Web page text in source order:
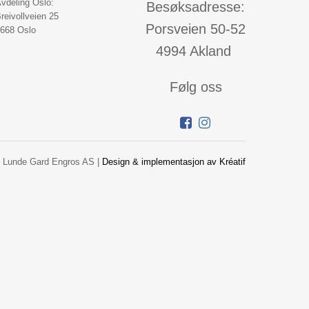
Besøksadresse:
Porsveien 50-52
4994 Akland
Følg oss
Oslo:
25
Oslo
Gard Engros AS | Design & implementasjon av Kréatif